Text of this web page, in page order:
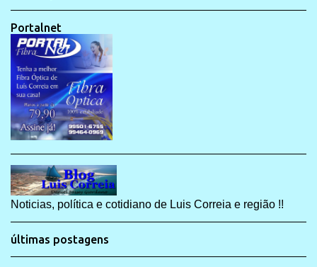
Portalnet
Noticias, política e cotidiano de Luis Correia e região !!
últimas postagens